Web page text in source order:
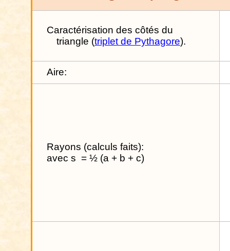
Caractérisation des côtés du
triangle (triplet de Pythagore).
Aire:
Rayons (calculs faits):
avec s = ½ (a + b + c)